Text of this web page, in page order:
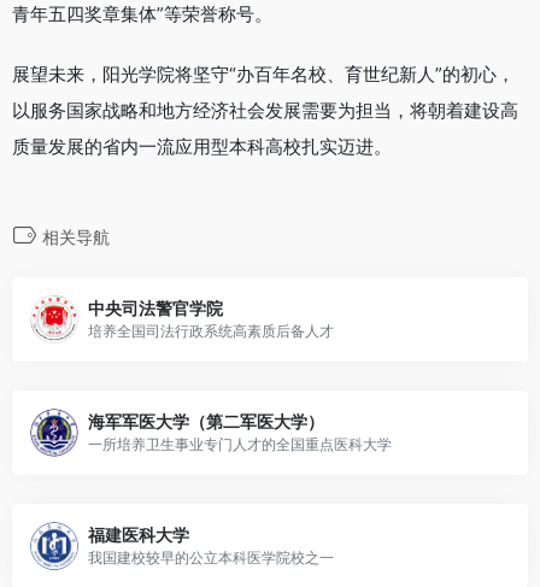
青年五四奖章集体”等荣誉称号。
展望未来，阳光学院将坚守“办百年名校、育世纪新人”的初心，
以服务国家战略和地方经济社会发展需要为担当，将朝着建设高
质量发展的省内一流应用型本科高校扎实迈进。
相关导航
中央司法警官学院
培养全国司法行政系统高素质后备人才
海军军医大学（第二军医大学）
一所培养卫生事业专门人才的全国重点医科大学
福建医科大学
我国建校较早的公立本科医学院校之一